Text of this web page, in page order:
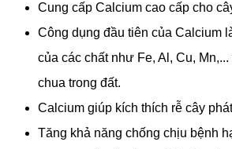
Cung cấp Calcium cao cấp cho
Công dụng đầu tiên của Calcium
của các chất như Fe, Al, Cu,
chua trong đất.
Calcium giúp kích thích rễ cây
Tăng khả năng chống chịu bệnh